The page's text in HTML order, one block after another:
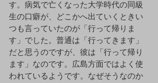
す。病気で亡くなった大学時代の同級
生の口癖が、どこかへ出ていくときい
つも言っていたのが「行って帰りま
す」でした。普通は「行ってきます」
だと思うのですが、彼は「行って帰り
ます」なのです。広島方面ではよく使
われているようです。なぜそうなのか